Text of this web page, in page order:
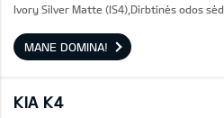
Ivory Silver Matte (IS4),Dirbtinės odos
MANE DOMINA!
KIA K4